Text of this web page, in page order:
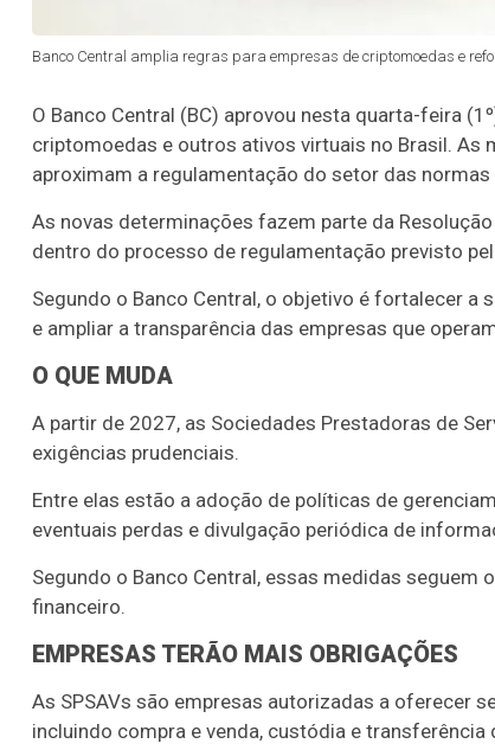
Banco Central amplia regras para empresas de criptomoedas e
O Banco Central (BC) aprovou nesta quarta-feira
criptomoedas e outros ativos virtuais no Brasil. As
aproximam a regulamentação do setor das
As novas determinações fazem parte da
dentro do processo de regulamentação previsto
Segundo o Banco Central, o objetivo é fortalecer
e ampliar a transparência das empresas que
O QUE MUDA
A partir de 2027, as Sociedades Prestadoras de
exigências prudenciais.
Entre elas estão a adoção de políticas de
eventuais perdas e divulgação periódica de
Segundo o Banco Central, essas medidas
financeiro.
EMPRESAS TERÃO MAIS OBRIGAÇÕES
As SPSAVs são empresas autorizadas a oferecer
incluindo compra e venda, custódia e transferência